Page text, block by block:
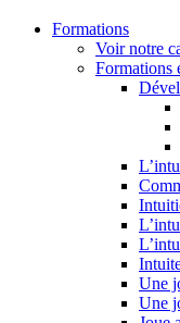
Formations
Voir notre
Formations
Une
Une